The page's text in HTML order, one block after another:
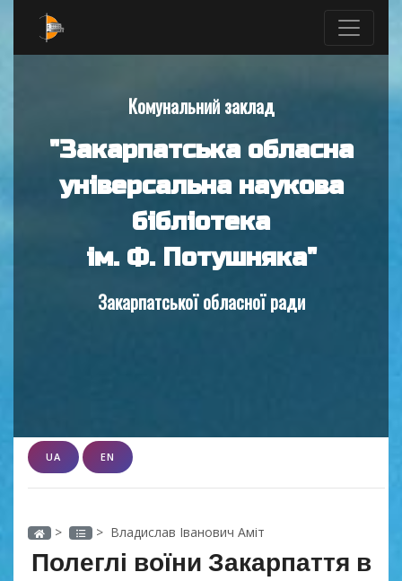
Комунальний заклад
"Закарпатська обласна
універсальна наукова
бібліотека
ім. Ф. Потушняка"
Закарпатської обласної ради
UA EN
> > Владислав Іванович Аміт
Полеглі воїни Закарпаття в